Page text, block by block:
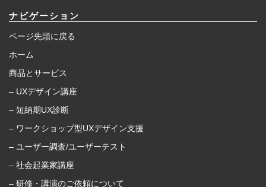
ナビゲーション
ページ先頭に戻る
ホーム
商品とサービス
– UXデザイン講座
– 短納期UX診断
– ワークショップ型UXデザイン支援
– ユーザー調査/ユーザーテスト
– 社会起業家講座
– 研修・講演のご依頼について